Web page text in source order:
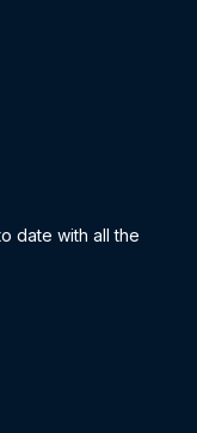
date with all the